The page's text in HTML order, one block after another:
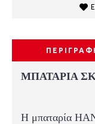
ΜΠΑΤΑΡΙΑ
Η μπαταρία